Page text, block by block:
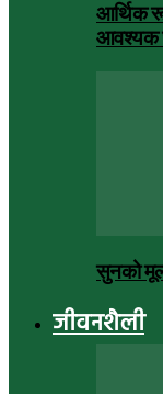
आर्थिक
आवश्यक
सुनको
जीवनशैली